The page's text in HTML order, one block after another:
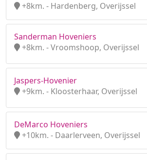
+8km. - Hardenberg, Overijssel
Sanderman Hoveniers
+8km. - Vroomshoop, Overijssel
Jaspers-Hovenier
+9km. - Kloosterhaar, Overijssel
DeMarco Hoveniers
+10km. - Daarlerveen, Overijssel